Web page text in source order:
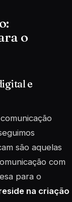
o
e
são aquelas
com
para o
na criação